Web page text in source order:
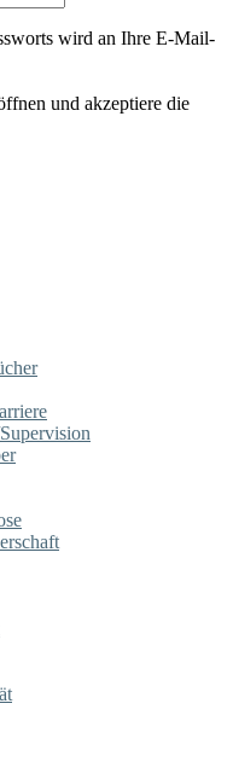
wird an Ihre E-Mail-
und akzeptiere die